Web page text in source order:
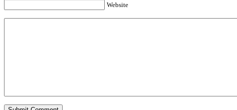
Website